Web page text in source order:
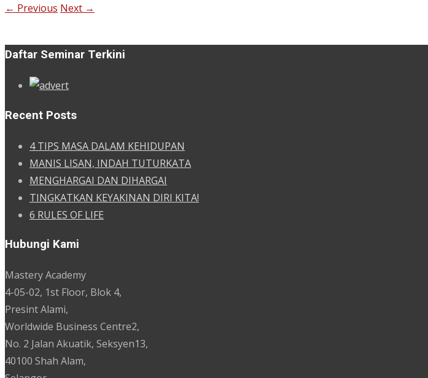
← Previous Next →
Daftar Seminar Terkini
Recent Posts
4 TIPS MASA DALAM KEHIDUPAN
MANIS LISAN, INDAH TUTURKATA
MENGHARGAI DAN DIHARGAI
TINGKATKAN KEYAKINAN DIRI KITA!
6 RULES OF LIFE
Hubungi Kami
Mastery Academy
4-05-02, 1st Floor, Blok 4,
Presint Alami,
Worldwide Business Centre2,
No. 2 Jalan Akuatik, Seksyen13,
40100 Shah Alam,